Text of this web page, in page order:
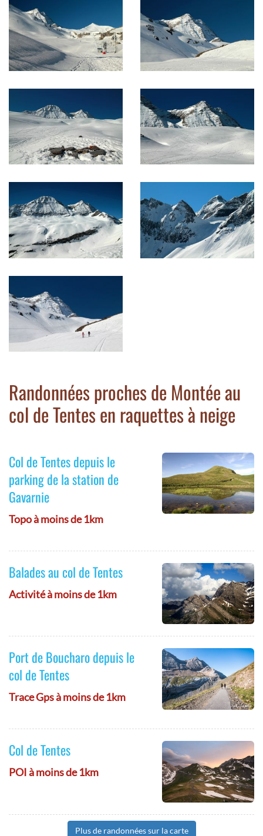
Randonnées proches de Montée au
col de Tentes en raquettes à neige
Col de Tentes depuis le
parking de la station de
Gavarnie
Topo à moins de 1km
Balades au col de Tentes
Activité à moins de 1km
Port de Boucharo depuis le
col de Tentes
Trace Gps à moins de 1km
Col de Tentes
POI à moins de 1km
Plus de randonnées sur la carte